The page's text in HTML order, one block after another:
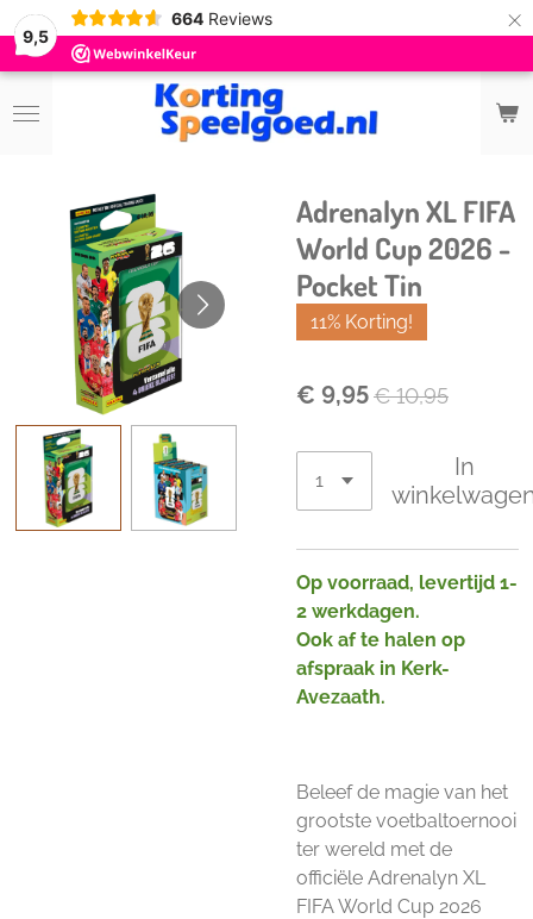
9,5
664 Reviews ×
Adrenalyn XL FIFA
World Cup 2026 -
Pocket Tin
11% Korting!
€ 9,95€ 10,95
In
Op voorraad, levertijd 1-
2 werkdagen.
Ook af te halen op
afspraak in Kerk-
Avezaath.
Beleef de magie van het
grootste voetbaltoernooi
ter wereld met de
officiële Adrenalyn XL
FIFA World Cup 2026